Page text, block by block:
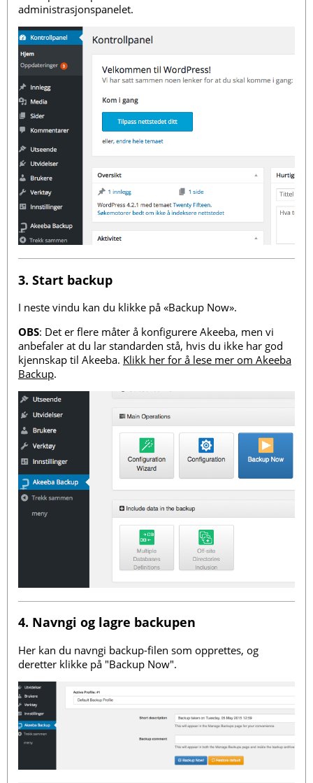
administrasjonspanelet.
3. Start backup
I neste vindu kan du klikke på «Backup Now».
OBS: Det er flere måter å konfigurere Akeeba, men vi
anbefaler at du lar standarden stå, hvis du ikke har god
kjennskap til Akeeba. Klikk her for å lese mer om Akeeba
Backup.
4. Navngi og lagre backupen
Her kan du navngi backup-filen som opprettes, og
deretter klikke på "Backup Now".